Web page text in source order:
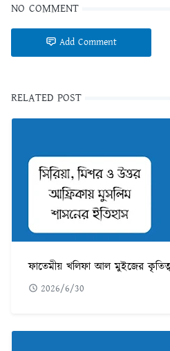
NO COMMENT
Add Comment
RELATED POST
ফাতেমীয় খলিফা আল মুইজের
2026/6/30